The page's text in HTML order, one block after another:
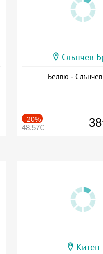
Слънчев
Белвю - Слънчев
-20%
48.57€ 38
Китен